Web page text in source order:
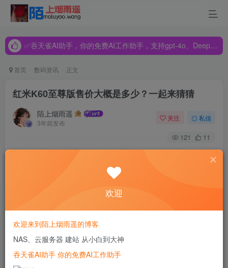
✅吞天雀AI助手，你的免费AI工作助手，支持gpt-4o、DeepSeek、Claude🔥🔥🔥🔥
✅吞天雀AI助手，你的免费AI工作助手，支持gpt-4o、DeepSeek、Claude🔥🔥🔥🔥
首页 数码资讯 正文
红米K60至尊版售价大概是多少？一起来猜猜
陌上烟雨遥
3年前发布
关注 私信
121 11
有很多人关心红米k60至尊版售价，我们预测红米k60至尊版
售价在3000元左右，与上一代红米k50至尊版的定价策略一
幕支架，边框及下巴宽度更细更窄，背部后置镜头模组采用
16GB内存版本，内置5000mAh大电池，支持120W快充，性
能强劲快速回血。红米k60至尊版将采用后置5000万像素大
底光学防抖主摄组成的三摄系统，成像效果比红米k60pro有
欢迎
欢迎来到陌上烟雨遥的博客
NAS、云服务器 建站 从小白到大神
吞天雀AI助手 你的免费AI工作助手